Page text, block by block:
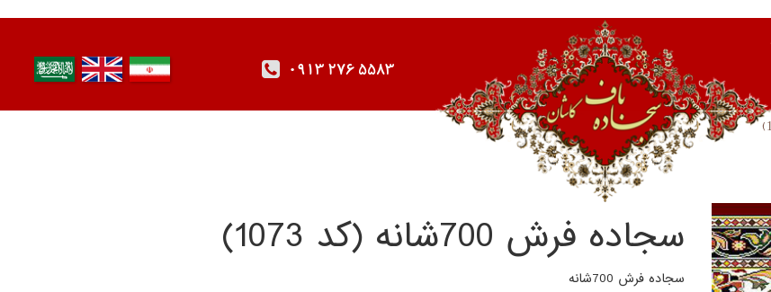
0913 276 5583
سجاده فرش 700شانه (کد 1073)
سجاده فرش 700شانه